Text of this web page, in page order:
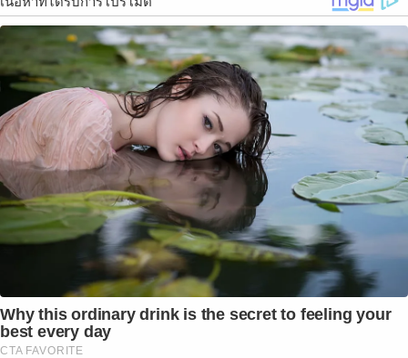
Why this ordinary drink is the secret to feeling your
best every day
CTA FAVORITE